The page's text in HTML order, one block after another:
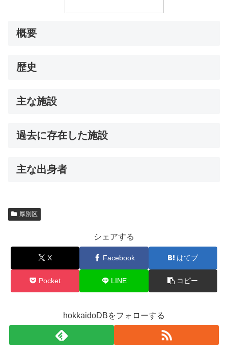
概要
歴史
主な施設
過去に存在した施設
主な出身者
厚別区
シェアする
X Facebook はてブ
Pocket LINE コピー
hokkaidoDBをフォローする